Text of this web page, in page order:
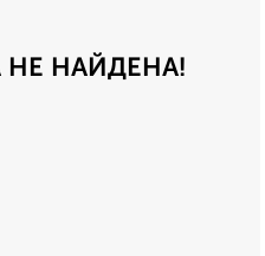
НЕ НАЙДЕНА!